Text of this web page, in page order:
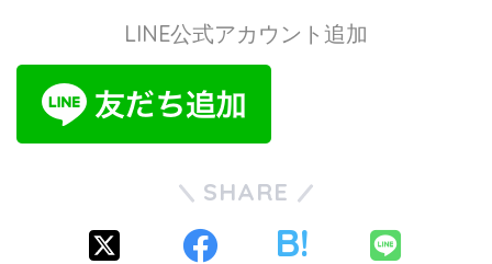
LINE公式アカウント追加
SHARE